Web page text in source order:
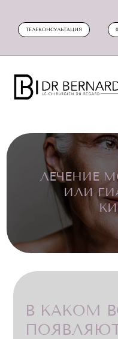
ТЕЛЕКОНСУЛЬТАЦИЯ
ЛЕЧЕНИЕ
ИЛИ
В КАКОМ